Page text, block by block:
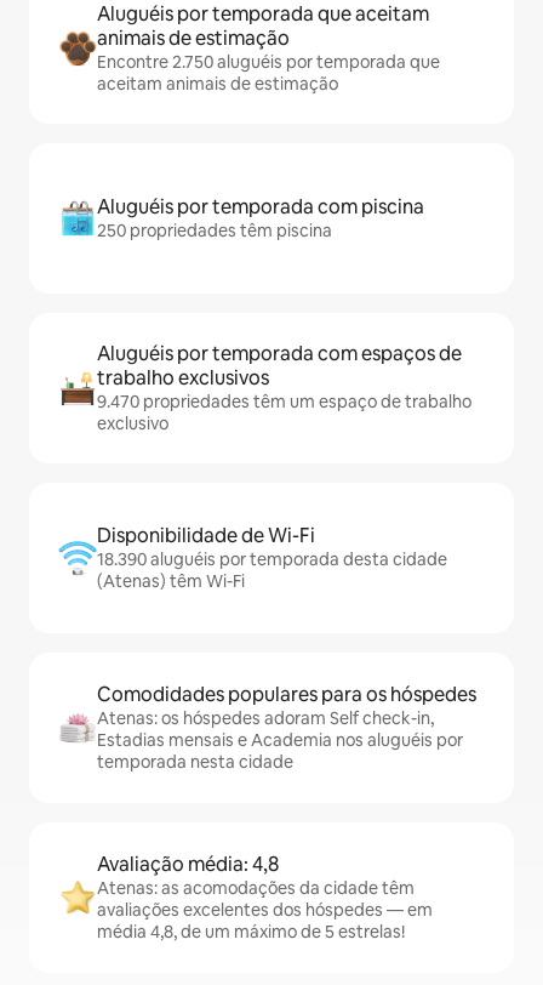
Aluguéis por temporada que aceitam
animais de estimação
Encontre 2.750 aluguéis por temporada que
aceitam animais de estimação
Aluguéis por temporada com piscina
250 propriedades têm piscina
Aluguéis por temporada com espaços de
trabalho exclusivos
9.470 propriedades têm um espaço de trabalho
exclusivo
Disponibilidade de Wi-Fi
18.390 aluguéis por temporada desta cidade
(Atenas) têm Wi-Fi
Comodidades populares para os hóspedes
Atenas: os hóspedes adoram Self check-in,
Estadias mensais e Academia nos aluguéis por
temporada nesta cidade
Avaliação média: 4,8
Atenas: as acomodações da cidade têm
avaliações excelentes dos hóspedes — em
média 4,8, de um máximo de 5 estrelas!